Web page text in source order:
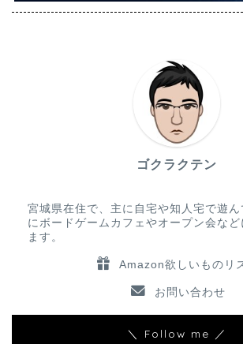
ゴクラクテン
宮城県在住で、主に自宅や知人宅で遊ん
にボードゲームカフェやオープン会な
ます。
Amazon欲しいものリ
お問い合わせ
＼ Follow me ／